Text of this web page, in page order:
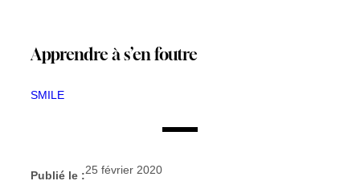
Apprendre à s’en foutre
SMILE
Publié le :25 février 2020